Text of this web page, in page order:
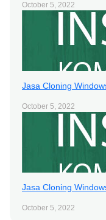
October 5, 2022
Jasa Cloning
October 5, 2022
Jasa Cloning
October 5, 2022